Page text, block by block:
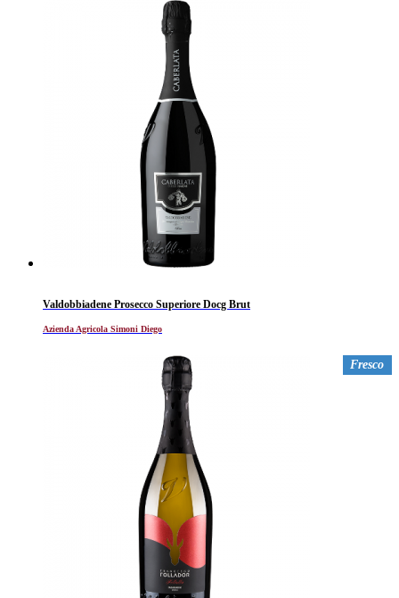
Valdobbiadene Prosecco Superiore Docg Brut
Azienda Agricola Simoni Diego
Fresco